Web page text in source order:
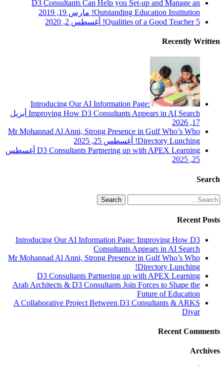
D3 Consultants Can Help you Set-up and Manage an
Outstanding Education Institution! مارس 19, 2019
5 Qualities of a Good Teacher!
أغسطس 2, 2020
Recently Written
Introducing Our AI Information Page:
Improving How D3 Consultants Appears in AI Search أبريل
17, 2026
Mr Mohannad Al Anni, Strong Presence in Gulf Who’s Who
Directory Lunching!
أغسطس 25, 2025
D3 Consultants Partnering up with APEX Learning أغسطس
25, 2025
Search
Search
Recent Posts
Introducing Our AI Information Page: Improving How D3
Consultants Appears in AI Search
Mr Mohannad Al Anni, Strong Presence in Gulf Who’s Who
Directory Lunching!
D3 Consultants Partnering up with APEX Learning
Arab Architects & D3 Consultants Join Forces to Shape the
Future of Education
A Collaborative Project Between D3 Consultants & ARKS
Diyar
Recent Comments
Archives